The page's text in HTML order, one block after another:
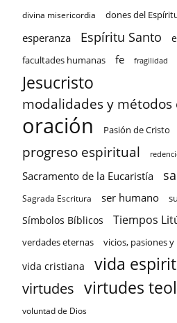
divina misericordia dones del
esperanza Espíritu Santo
facultades humanas fe fragilidad
Jesucristo
modalidades y métodos
oración Pasión de Cristo
progreso espiritual
Sacramento de la Eucaristía
Sagrada Escritura ser humano
Símbolos Bíblicos Tiempos
verdades eternas vicios, pasiones
vida cristiana vida
virtudes virtudes
voluntad de Dios